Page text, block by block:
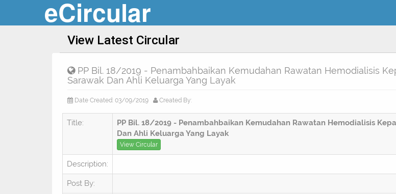
eCircular
View Latest Circular
PP Bil. 18/2019 - Penambahbaikan Kemudahan Rawatan Hemodialisis
Sarawak Dan Ahli Keluarga Yang Layak
Date Created: 03/09/2019 Created By:
Title:
PP Bil. 18/2019 - Penambahbaikan Kemudahan Rawatan Hemodialisis
Dan Ahli Keluarga Yang Layak
View Circular
Description:
Post By: